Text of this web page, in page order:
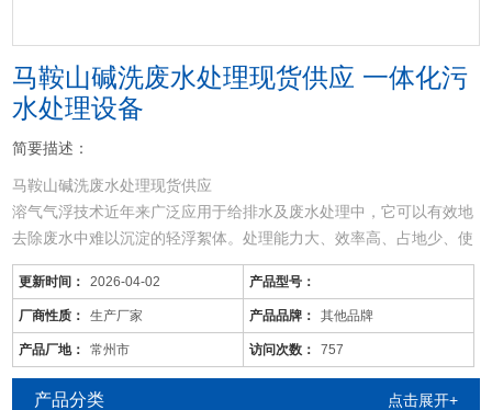
马鞍山碱洗废水处理现货供应 一体化污
水处理设备
简要描述：
马鞍山碱洗废水处理现货供应
溶气气浮技术近年来广泛应用于给排水及废水处理中，它可以有效地
去除废水中难以沉淀的轻浮絮体。处理能力大、效率高、占地少、使
用范围广。
隔油池的设计依据
钢结构池采用国内的互穿网络防腐涂料进行防腐
一．小型污水处理设备产品功能
臭氧催化氧化塔，也称为臭氧反应器、臭氧混合塔、臭氧投加装置
等，是实现臭氧氧化反应的关键装置。目前传统装置中，均主要采用
更新时间： 2026-04-02 产品型号：
厂商性质： 生产厂家 产品品牌： 其他品牌
产品厂地： 常州市 访问次数： 757
产品分类 点击展开+